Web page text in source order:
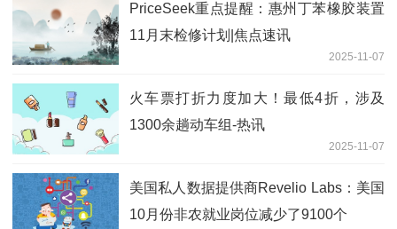
PriceSeek重点提醒：惠州丁苯橡胶装置
11月末检修计划|焦点速讯
2025-11-07
火车票打折力度加大！最低4折，涉及
1300余趟动车组-热讯
2025-11-07
美国私人数据提供商Revelio Labs：美国
10月份非农就业岗位减少了9100个